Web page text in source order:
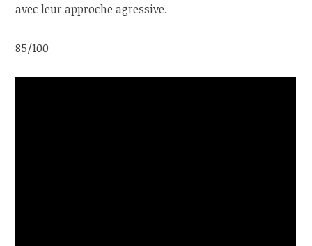
avec leur approche agressive.
85/100